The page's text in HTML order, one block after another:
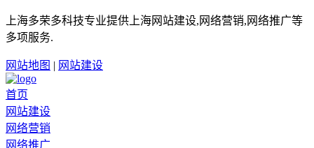
上海多荣多科技专业提供上海网站建设,网络营销,网络推广等
多项服务.
网站地图 | 网站建设
首页
网站建设
网络营销
网络推广